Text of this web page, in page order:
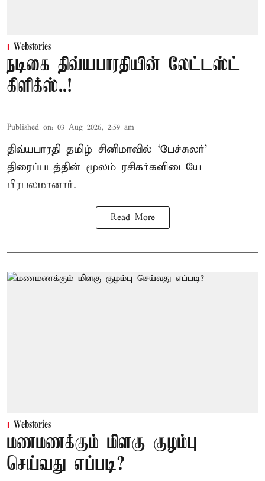
Webstories
நடிகை திவ்யபாரதியின் லேட்டஸ்ட்
கிளிக்ஸ்..!
Published on: 03 Aug 2026, 2:59 am
திவ்யபாரதி தமிழ் சினிமாவில் ‘பேச்சுலர்’
திரைப்படத்தின் மூலம் ரசிகர்களிடையே
பிரபலமானார்.
Read More
Webstories
மணமணக்கும் மிளகு குழம்பு
செய்வது எப்படி?